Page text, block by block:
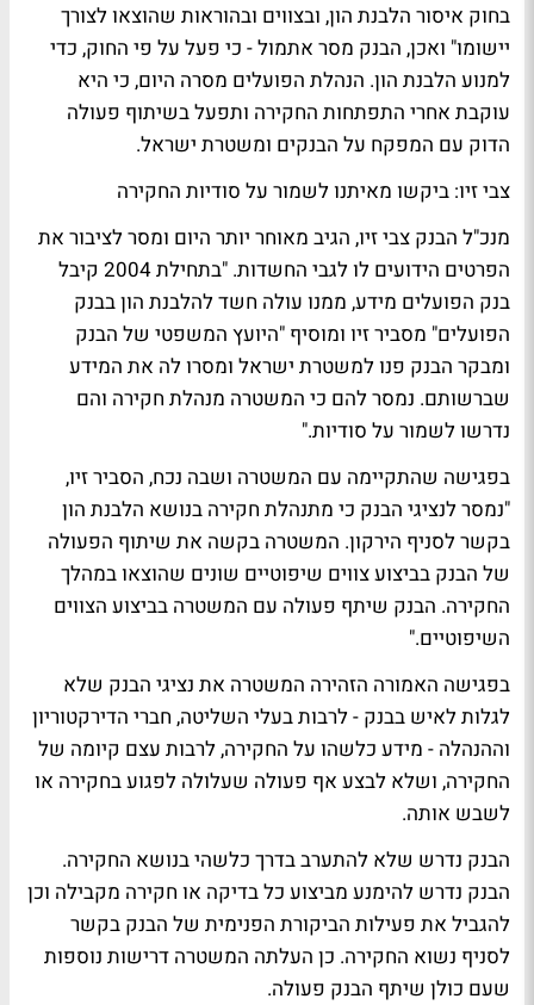
בחוק איסור הלבנת הון, ובצווים ובהוראות שהוצאו לצורך
יישומו" ואכן, הבנק מסר אתמול - כי פעל על פי החוק, כדי
למנוע הלבנת הון. הנהלת הפועלים מסרה היום, כי היא
עוקבת אחרי התפתחות החקירה ותפעל בשיתוף פעולה
הדוק עם המפקח על הבנקים ומשטרת ישראל.
צבי זיו: ביקשו מאיתנו לשמור על סודיות החקירה
מנכ"ל הבנק צבי זיו, הגיב מאוחר יותר היום ומסר לציבור את
הפרטים הידועים לו לגבי החשדות. "בתחילת 2004 קיבל
בנק הפועלים מידע, ממנו עולה חשד להלבנת הון בבנק
הפועלים" מסביר זיו ומוסיף "היועץ המשפטי של הבנק
ומבקר הבנק פנו למשטרת ישראל ומסרו לה את המידע
שברשותם. נמסר להם כי המשטרה מנהלת חקירה והם
נדרשו לשמור על סודיות."
בפגישה שהתקיימה עם המשטרה ושבה נכח, הסביר זיו,
"נמסר לנציגי הבנק כי מתנהלת חקירה בנושא הלבנת הון
בקשר לסניף הירקון. המשטרה בקשה את שיתוף הפעולה
של הבנק בביצוע צווים שיפוטיים שונים שהוצאו במהלך
החקירה. הבנק שיתף פעולה עם המשטרה בביצוע הצווים
השיפוטיים."
בפגישה האמורה הזהירה המשטרה את נציגי הבנק שלא
לגלות לאיש בבנק - לרבות בעלי השליטה, חברי הדירקטוריון
וההנהלה - מידע כלשהו על החקירה, לרבות עצם קיומה של
החקירה, ושלא לבצע אף פעולה שעלולה לפגוע בחקירה או
לשבש אותה.
הבנק נדרש שלא להתערב בדרך כלשהי בנושא החקירה.
הבנק נדרש להימנע מביצוע כל בדיקה או חקירה מקבילה וכן
להגביל את פעילות הביקורת הפנימית של הבנק בקשר
לסניף נשוא החקירה. כן העלתה המשטרה דרישות נוספות
שעם כולן שיתף הבנק פעולה.